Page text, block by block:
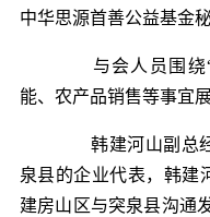
中华思源首善公益基金
与会人员围绕“
能、农产品销售等事宜
韩建河山副总经
泉县的企业代表，韩建
建房山区与突泉县沟通